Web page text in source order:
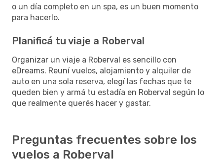
o un día completo en un spa, es un buen momento
para hacerlo.
Planificá tu viaje a Roberval
Organizar un viaje a Roberval es sencillo con
eDreams. Reuní vuelos, alojamiento y alquiler de
auto en una sola reserva, elegí las fechas que te
queden bien y armá tu estadía en Roberval según lo
que realmente querés hacer y gastar.
Preguntas frecuentes sobre los
vuelos a Roberval